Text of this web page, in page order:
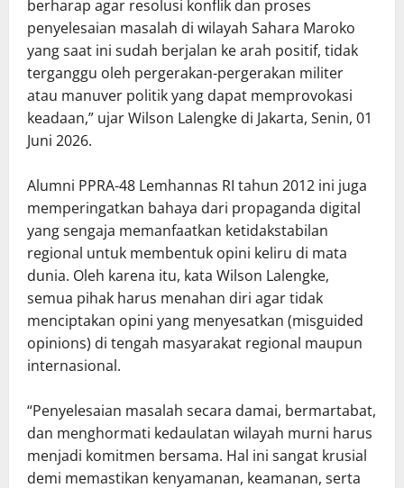
berharap agar resolusi konflik dan proses
penyelesaian masalah di wilayah Sahara Maroko
yang saat ini sudah berjalan ke arah positif, tidak
terganggu oleh pergerakan-pergerakan militer
atau manuver politik yang dapat memprovokasi
keadaan,” ujar Wilson Lalengke di Jakarta, Senin, 01
Juni 2026.
Alumni PPRA-48 Lemhannas RI tahun 2012 ini juga
memperingatkan bahaya dari propaganda digital
yang sengaja memanfaatkan ketidakstabilan
regional untuk membentuk opini keliru di mata
dunia. Oleh karena itu, kata Wilson Lalengke,
semua pihak harus menahan diri agar tidak
menciptakan opini yang menyesatkan (misguided
opinions) di tengah masyarakat regional maupun
internasional.
“Penyelesaian masalah secara damai, bermartabat,
dan menghormati kedaulatan wilayah murni harus
menjadi komitmen bersama. Hal ini sangat krusial
demi memastikan kenyamanan, keamanan, serta